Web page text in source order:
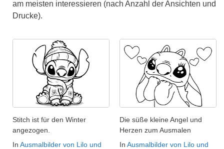
am meisten interessieren (nach Anzahl der Ansichten und
Drucke).
Stitch ist für den Winter
angezogen.
In Ausmalbilder von Lilo und
Die süße kleine Angel und
Herzen zum Ausmalen
In Ausmalbilder von Lilo und